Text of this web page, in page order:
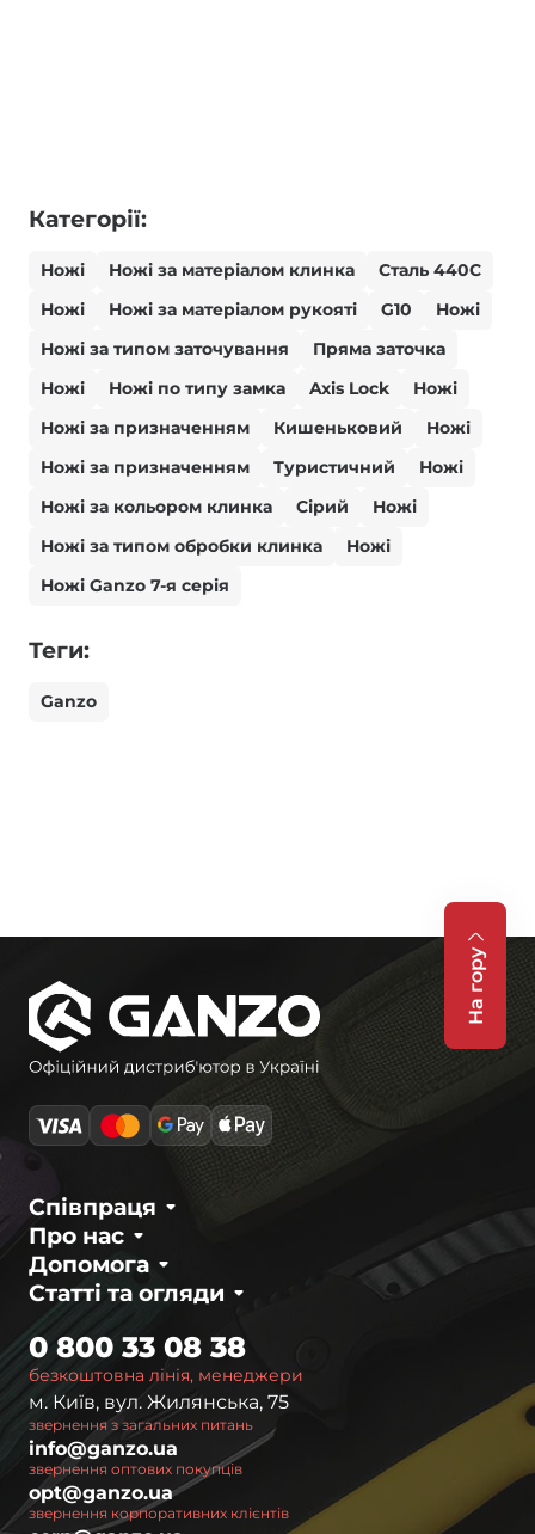
Категорії:
Ножі Ножі за матеріалом клинка
Сталь 440С
Ножі
Ножі за матеріалом рукояті G10
Ножі
Ножі за типом заточування
Пряма заточка
Ножі
Ножі по типу замка Axis Lock
Ножі
Ножі за призначенням
Кишеньковий
Ножі
Ножі за призначенням
Туристичний
Ножі
Ножі за кольором клинка
Сірий
Ножі
Ножі за типом обробки клинка
Ножі
Ножі Ganzo 7-я серія
Теги:
Ganzo
На гору
Про нас
Співпраця
Статті та огляди
Допомога
безкоштовна лінія, менеджери
0 800 33 08 38
м. Київ, вул. Жилянська, 75
звернення з загальних питань
info@ganzo.ua
звернення оптових покупців
opt@ganzo.ua
звернення корпоративних клієнтів